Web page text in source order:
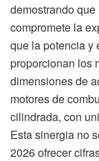
demostrando
compromete la
que la potencia y
proporcionan los
dimensiones de
motores de
cilindrada, con
Esta sinergia no
2026 ofrecer